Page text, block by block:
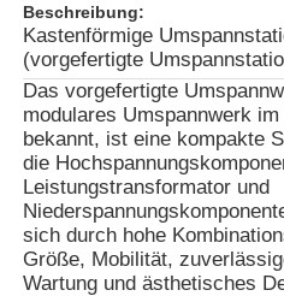
Beschreibung:
Kastenförmige
(vorgefertigte
Das vorgefertigte
modulares Umspannwerk
bekannt, ist eine kompakte
die
Leistungstransformator und
sich durch hohe
Größe, Mobilität,
Wartung und ästhetisches